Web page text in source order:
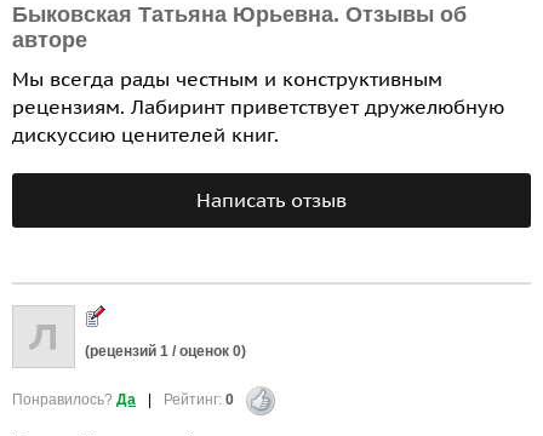
Быковская Татьяна Юрьевна. Отзывы об
авторе
Мы всегда рады честным и конструктивным
рецензиям. Лабиринт приветствует дружелюбную
дискуссию ценителей книг.
Написать отзыв
(рецензий 1 / оценок 0)
Понравилось? Да Рейтинг: 0